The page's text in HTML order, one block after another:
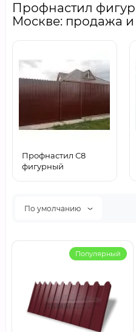
Профнастил
Москве: продажа и
Профнастил С8
фигурный
По умолчанию
Популярный